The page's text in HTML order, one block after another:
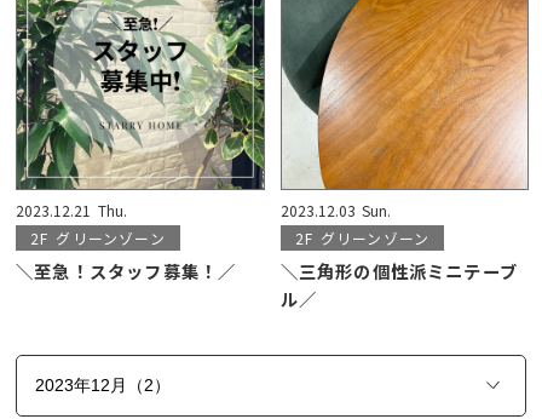
2023.12.21 Thu.
2F グリーンゾーン
＼至急！スタッフ募集！／
2023.12.03 Sun.
2F グリーンゾーン
＼三角形の個性派ミニテーブ
ル／